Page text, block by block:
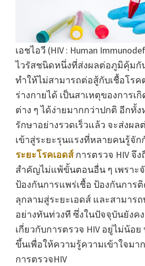
เอชไอวี (HIV : Human
ไวรัสชนิดหนึ่งที่ส่งผลต่อภูมิคุ้มกั
ทำให้ไม่สามารถต่อสู้กับเชื้อโรค
ร่างกายได้ เป็นสาเหตุของการเ
ต่าง ๆ ได้ง่ายมากกว่าปกติ อีกทั้ง
รักษาอย่างรวดเร็วแล้ว จะส่งผล
เข้าสู่ระยะรุนแรงที่หลายคนรู้จั
ระยะโรคเอดส์การตรวจ HIV จึ
สำคัญไม่แพ้ขั้นตอนอื่น ๆ เพราะ
ป้องกันการแพร่เชื้อ ป้องกันการ
ลุกลามสู่ระยะเอดส์ และสามาร
อย่างทันท่วงที ซึ่งในปัจจุบันยังค
เกี่ยวกับการตรวจ HIV อยู่ไม่น้อ
ขึ้นเพื่อให้ความรู้ความเข้าใจมา
การตรวจHIV